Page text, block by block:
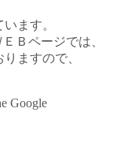
ます。
Ｂページでは、
ますので、
Google